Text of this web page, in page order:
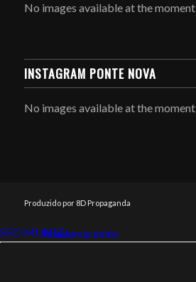
No images available at the moment
INSTAGRAM PONTE NOVA
No images available at the moment
Produzido por 8D Propaganda
SEO MUNIZ
Link112Academia êxito